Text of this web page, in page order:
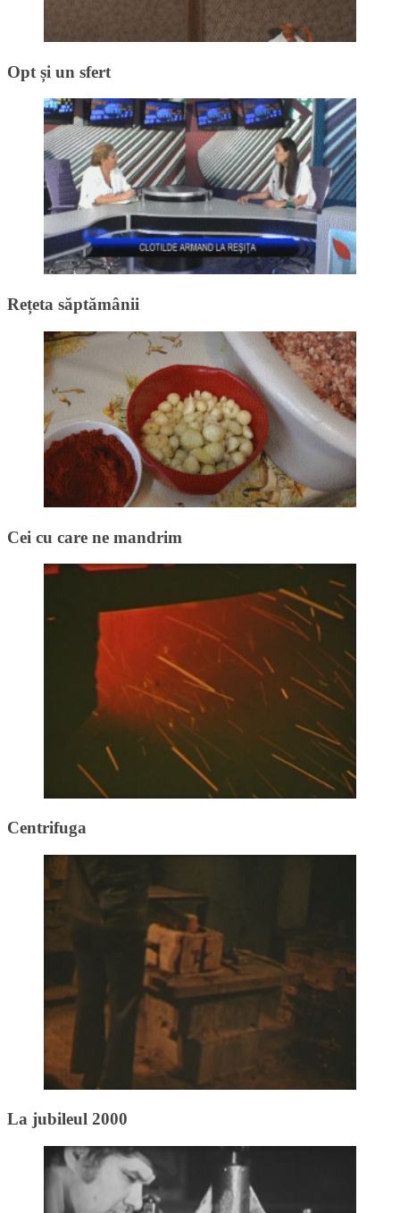
Opt și un sfert
Rețeta săptămânii
Cei cu care ne mandrim
Centrifuga
La jubileul 2000